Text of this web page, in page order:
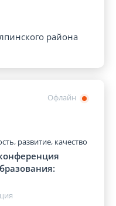
района
Офлайн
развитие, качество